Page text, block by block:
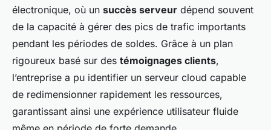
électronique, où un succès serveur dépend souvent
de la capacité à gérer des pics de trafic importants
pendant les périodes de soldes. Grâce à un plan
rigoureux basé sur des témoignages clients,
l’entreprise a pu identifier un serveur cloud capable
de redimensionner rapidement les ressources,
garantissant ainsi une expérience utilisateur fluide